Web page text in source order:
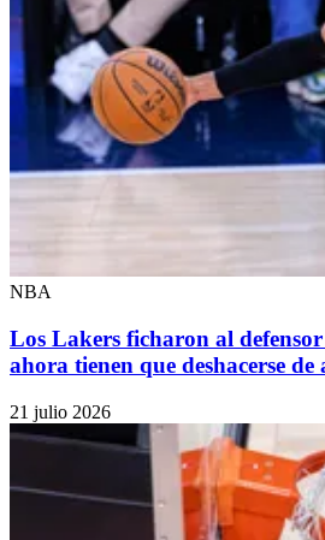
NBA
Los Lakers ficharon al defensor
ahora tienen que deshacerse de
21 julio 2026